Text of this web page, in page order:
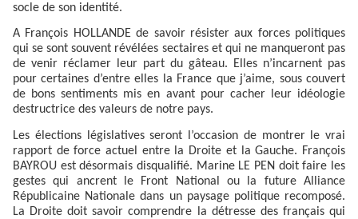
socle de son identité.
A François HOLLANDE de savoir résister aux forces politiques
qui se sont souvent révélées sectaires et qui ne manqueront pas
de venir réclamer leur part du gâteau. Elles n’incarnent pas
pour certaines d’entre elles la France que j’aime, sous couvert
de bons sentiments mis en avant pour cacher leur idéologie
destructrice des valeurs de notre pays.
Les élections législatives seront l’occasion de montrer le vrai
rapport de force actuel entre la Droite et la Gauche. François
BAYROU est désormais disqualifié. Marine LE PEN doit faire les
gestes qui ancrent le Front National ou la future Alliance
Républicaine Nationale dans un paysage politique recomposé.
La Droite doit savoir comprendre la détresse des français qui